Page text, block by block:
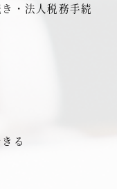
・法人税務手続
る